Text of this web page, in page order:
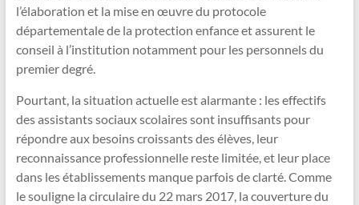
l’élaboration et la mise en œuvre du protocole
départementale de la protection enfance et assurent le
conseil à l’institution notamment pour les personnels du
premier degré.
Pourtant, la situation actuelle est alarmante : les effectifs
des assistants sociaux scolaires sont insuffisants pour
répondre aux besoins croissants des élèves, leur
reconnaissance professionnelle reste limitée, et leur place
dans les établissements manque parfois de clarté. Comme
le souligne la circulaire du 22 mars 2017, la couverture du